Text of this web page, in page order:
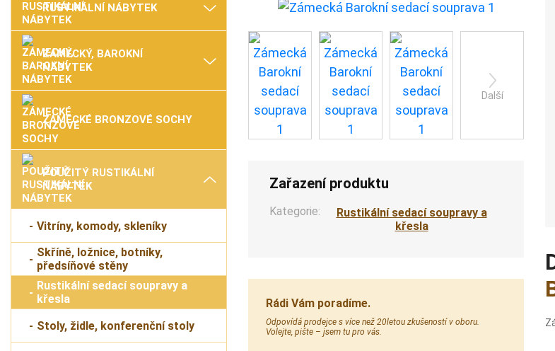
RUSTIKÁLNÍ NÁBYTEK
ZÁMECKÝ, BAROKNÍ
NÁBYTEK
ZÁMECKÉ BRONZOVÉ SOCHY
POUŽITÝ RUSTIKÁLNÍ
NÁBYTEK
Vitríny, komody, skleníky
Skříně, ložnice, botníky,
předsíňové stěny
Rustikální sedací soupravy a
křesla
Stoly, židle, konferenční stoly
Další
Zařazení produktu
Kategorie:
Rustikální sedací soupravy a
křesla
Rádi Vám poradíme.
Odpovídá prodejce s více než 20letou zkušeností v oboru.
Volejte, pište – jsem tu pro vás.